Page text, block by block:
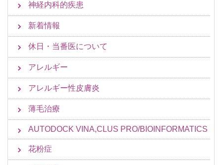
神経内科的疾患
新着情報
休日・当番医について
アレルギー
アレルギー性皮膚炎
薄毛治療
AUTODOCK VINA,CLUS PRO/BIOINFORMATICS
花粉症